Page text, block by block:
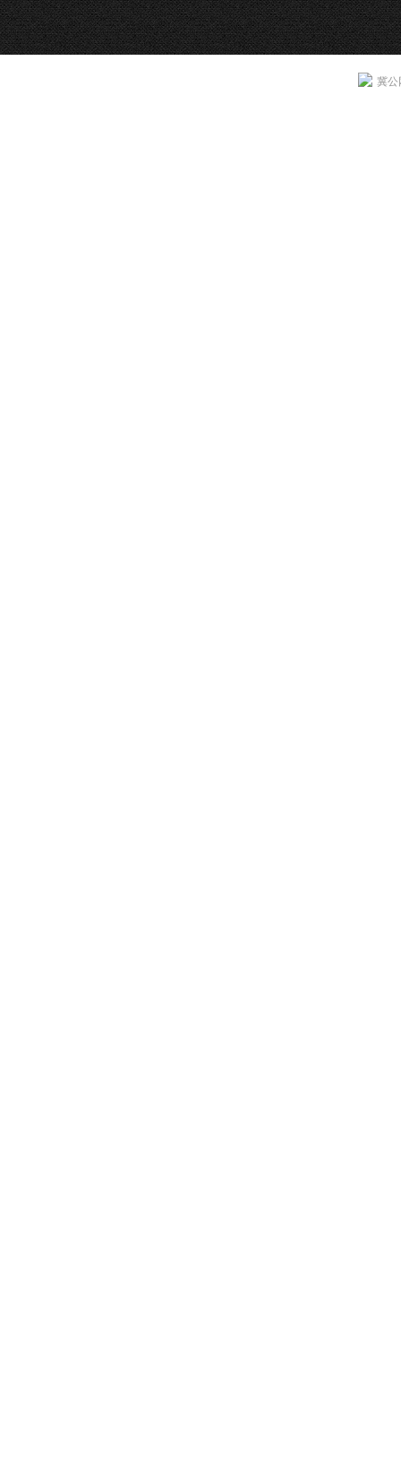
冀公